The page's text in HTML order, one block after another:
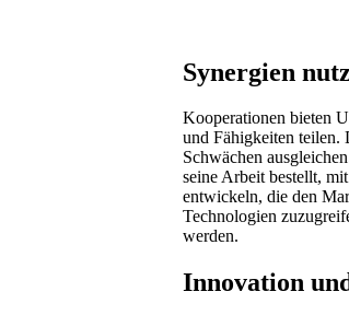
Synergien
Kooperationen bieten
und Fähigkeiten teilen.
Schwächen
seine Arbeit bestellt,
entwickeln, die den
Technologien
werden.
Innovation